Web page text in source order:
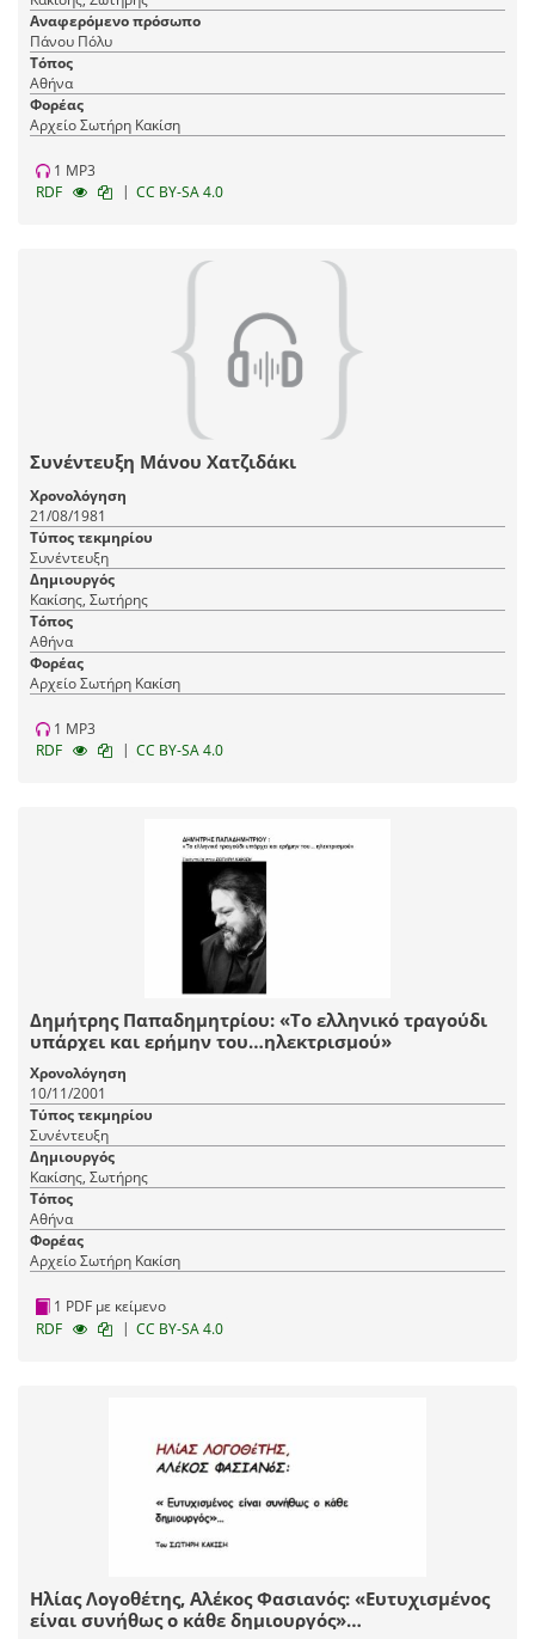
Αναφερόμενο πρόσωπο
Πάνου Πόλυ
Τόπος
Αθήνα
Φορέας
Αρχείο Σωτήρη Κακίση
1 MP3
RDF
| CC BY-SA 4.0
Συνέντευξη Μάνου Χατζιδάκι
Χρονολόγηση
21/08/1981
Τύπος τεκμηρίου
Συνέντευξη
Δημιουργός
Κακίσης, Σωτήρης
Τόπος
Αθήνα
Φορέας
Αρχείο Σωτήρη Κακίση
1 MP3
RDF
| CC BY-SA 4.0
Δημήτρης Παπαδημητρίου: «Το ελληνικό τραγούδι
υπάρχει και ερήμην του…ηλεκτρισμού»
Χρονολόγηση
10/11/2001
Τύπος τεκμηρίου
Συνέντευξη
Δημιουργός
Κακίσης, Σωτήρης
Τόπος
Αθήνα
Φορέας
Αρχείο Σωτήρη Κακίση
1 PDF με κείμενο
RDF
| CC BY-SA 4.0
Ηλίας Λογοθέτης, Αλέκος Φασιανός: «Ευτυχισμένος
είναι συνήθως ο κάθε δημιουργός»…